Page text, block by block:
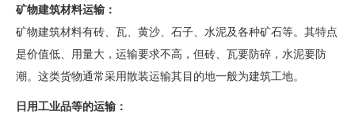
矿物建筑材料运输：
矿物建筑材料有砖、瓦、黄沙、石子、水泥及各种矿石等。其特点
是价值低、用量大，运输要求不高，但砖、瓦要防碎，水泥要防
潮。这类货物通常采用散装运输其目的地一般为建筑工地。
日用工业品等的运输：